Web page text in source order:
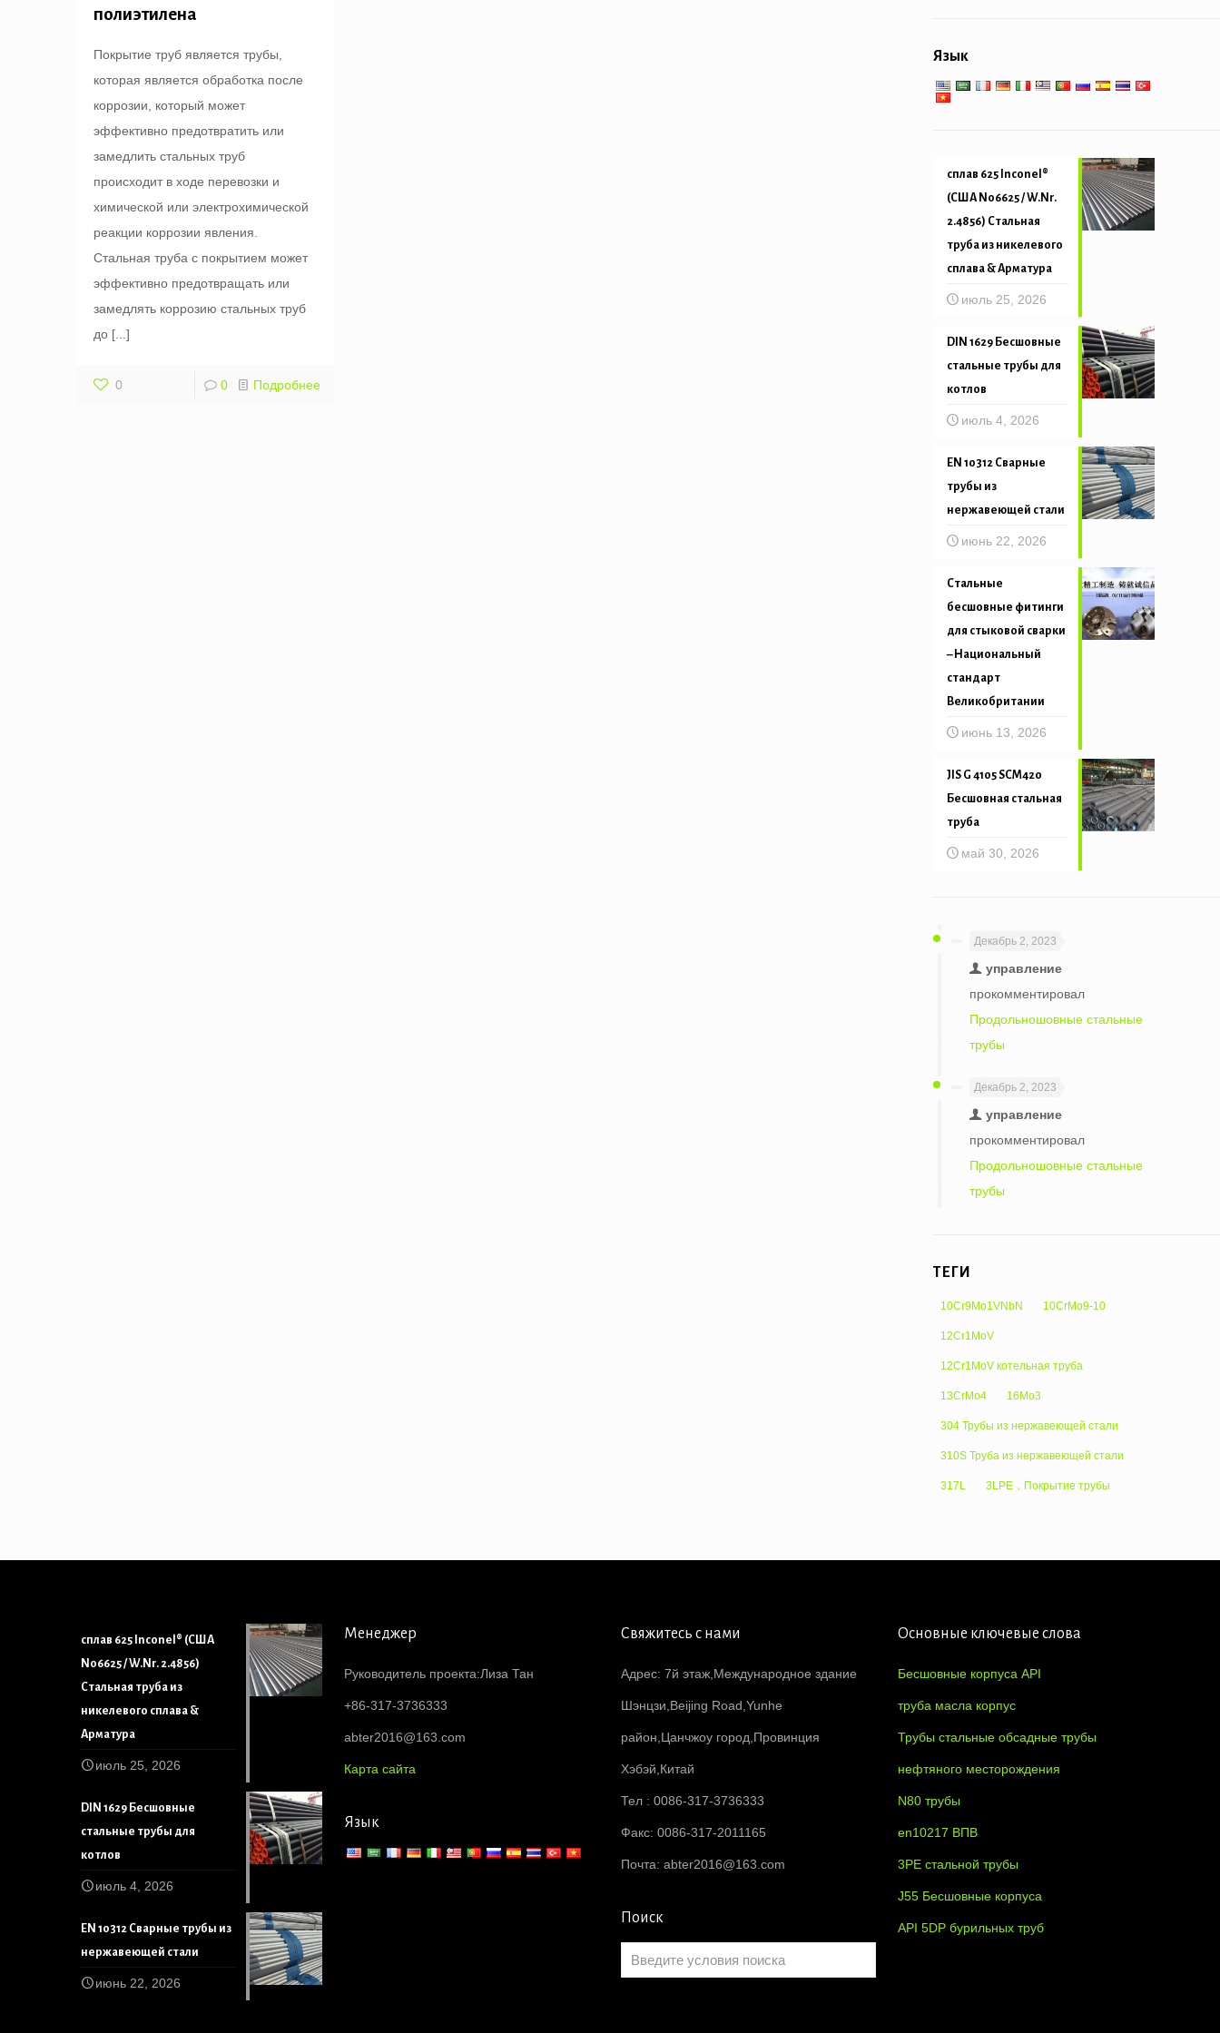
полиэтилена
Покрытие труб является трубы,
которая является обработка после
коррозии, который может
эффективно предотвратить или
замедлить стальных труб
происходит в ходе перевозки и
химической или электрохимической
реакции коррозии явления.
Стальная труба с покрытием может
эффективно предотвращать или
замедлять коррозию стальных труб
до [...]
0 0 Подробнее
Низко-высокотемпературное
обслуживание
Механическая и точность
Язык
сплав 625 Inconel®
(США N06625 / W.Nr.
2.4856) Стальная
труба из никелевого
сплава & Арматура
июль 25, 2026
DIN 1629 Бесшовные
стальные трубы для
котлов
июль 4, 2026
EN 10312 Сварные
трубы из
нержавеющей стали
июнь 22, 2026
Стальные
бесшовные фитинги
для стыковой сварки
– Национальный
стандарт
Великобритании
июнь 13, 2026
JIS G 4105 SCM420
Бесшовная стальная
труба
май 30, 2026
Декабрь 2, 2023
управление
прокомментировал
Продольношовные стальные
трубы
Декабрь 2, 2023
управление
прокомментировал
Продольношовные стальные
трубы
ТЕГИ
10Cr9Mo1VNbN 10CrMo9-10
12Cr1MoV
12Cr1MoV котельная труба
13CrMo4 16Mo3
304 Трубы из нержавеющей стали
310S Труба из нержавеющей стали
317L 3LPE，Покрытие трубы
сплав 625 Inconel® (США
N06625 / W.Nr. 2.4856)
Стальная труба из
никелевого сплава &
Арматура
июль 25, 2026
DIN 1629 Бесшовные
стальные трубы для
котлов
июль 4, 2026
EN 10312 Сварные трубы из
нержавеющей стали
июнь 22, 2026
Менеджер
Руководитель проекта:Лиза Тан
+86-317-3736333
abter2016@163.com
Карта сайта
Язык
Свяжитесь с нами
Адрес: 7й этаж,Международное здание
Шэнцзи,Beijing Road,Yunhe
район,Цанчжоу город,Провинция
Хэбэй,Китай
Тел : 0086-317-3736333
Факс: 0086-317-2011165
Почта: abter2016@163.com
Поиск
Основные ключевые слова
Бесшовные корпуса API
труба масла корпус
Трубы стальные обсадные трубы
нефтяного месторождения
N80 трубы
en10217 ВПВ
3PE стальной трубы
J55 Бесшовные корпуса
API 5DP бурильных труб